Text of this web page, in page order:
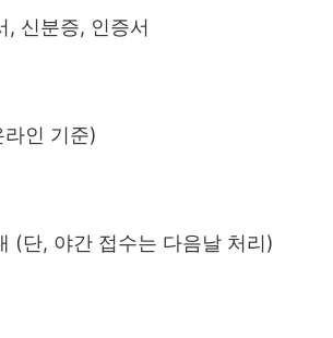
, 신분증, 인증서
인 기준)
(단, 야간 접수는 다음날 처리)